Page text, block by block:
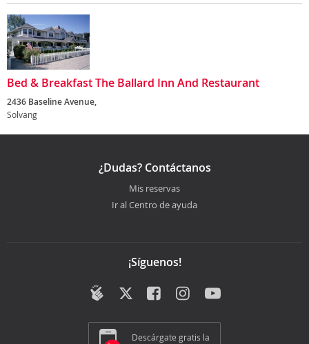
Bed & Breakfast The Ballard Inn And Restaurant
2436 Baseline Avenue,
Solvang
¿Dudas? Contáctanos
Mis reservas
Ir al Centro de ayuda
¡Síguenos!
Descárgate gratis la